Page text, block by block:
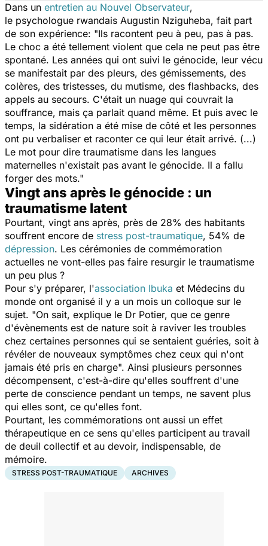
Dans un entretien au Nouvel Observateur,
le psychologue rwandais Augustin Nziguheba, fait part
de son expérience: "Ils racontent peu à peu, pas à pas.
Le choc a été tellement violent que cela ne peut pas être
spontané. Les années qui ont suivi le génocide, leur vécu
se manifestait par des pleurs, des gémissements, des
colères, des tristesses, du mutisme, des flashbacks, des
appels au secours. C'était un nuage qui couvrait la
souffrance, mais ça parlait quand même. Et puis avec le
temps, la sidération a été mise de côté et les personnes
ont pu verbaliser et raconter ce qui leur était arrivé. (...)
Le mot pour dire traumatisme dans les langues
maternelles n'existait pas avant le génocide. Il a fallu
forger des mots."
Vingt ans après le génocide : un
traumatisme latent
Pourtant, vingt ans après, près de 28% des habitants
souffrent encore de stress post-traumatique, 54% de
dépression. Les cérémonies de commémoration
actuelles ne vont-elles pas faire resurgir le traumatisme
un peu plus ?
Pour s'y préparer, l'association Ibuka et Médecins du
monde ont organisé il y a un mois un colloque sur le
sujet. "On sait, explique le Dr Potier, que ce genre
d'évènements est de nature soit à raviver les troubles
chez certaines personnes qui se sentaient guéries, soit à
révéler de nouveaux symptômes chez ceux qui n'ont
jamais été pris en charge". Ainsi plusieurs personnes
décompensent, c'est-à-dire qu'elles souffrent d'une
perte de conscience pendant un temps, ne savent plus
qui elles sont, ce qu'elles font.
Pourtant, les commémorations ont aussi un effet
thérapeutique en ce sens qu'elles participent au travail
de deuil collectif et au devoir, indispensable, de
mémoire.
STRESS POST-TRAUMATIQUE ARCHIVES